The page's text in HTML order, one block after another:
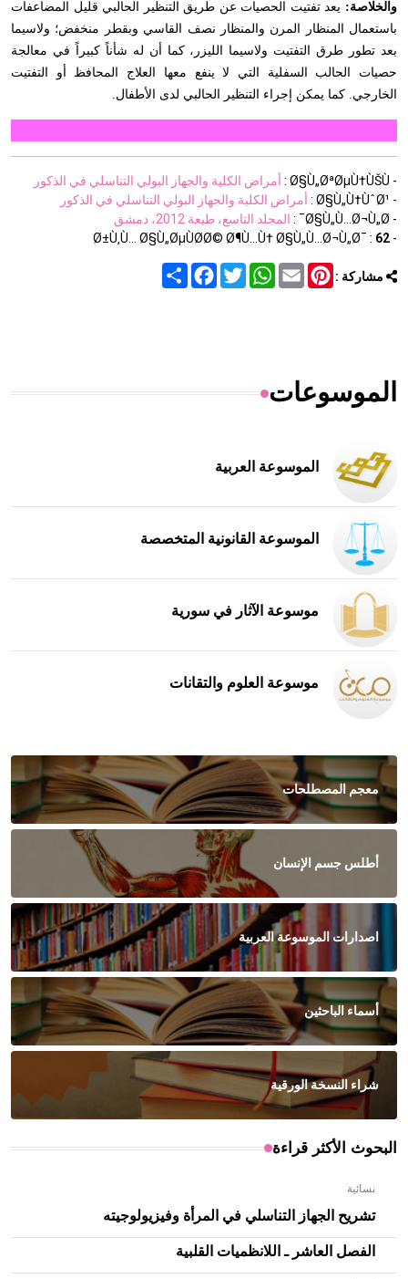
والخلاصة: يعد تفتيت الحصيات عن طريق التنظير الحالبي قليل المضاعفات
باستعمال المنظار المرن والمنظار نصف القاسي وبقطر منخفض؛ ولاسيما
بعد تطور طرق التفتيت ولاسيما الليزر، كما أن له شأناً كبيراً في معالجة
حصيات الحالب السفلية التي لا ينفع معها العلاج المحافظ أو التفتيت
الخارجي. كما يمكن إجراء التنظير الحالبي لدى الأطفال.
- Ø§Ù„ØªØµÙ†ÙŠÙ :
أمراض الكلية والجهاز البولي التناسلي في الذكور
- Ø§Ù„Ù†ÙˆØ¹ :
أمراض الكلية والجهاز البولي التناسلي في الذكور
- Ø§Ù„Ù…Ø¬Ù„Ø¯ :
المجلد التاسع، طبعة 2012، دمشق
- Ø±Ù‚Ù… Ø§Ù„ØµÙØ­Ø© Ø¶Ù…Ù† Ø§Ù„Ù…Ø¬Ù„Ø¯ :
62
مشاركة : Share
FacebookTwitter
WhatsAppEmail
Pinterest
الموسوعات
الموسوعة العربية
الموسوعة القانونية المتخصصة
موسوعة الآثار في سورية
موسوعة العلوم والتقانات
معجم المصطلحات
أطلس جسم الإنسان
اصدارات الموسوعة العربية
أسماء الباحثين
شراء النسخة الورقية
البحوث الأكثر قراءة
نسائية
تشريح الجهاز التناسلي في المرأة وفيزيولوجيته
الفصل العاشر ـ اللانظميات القلبية